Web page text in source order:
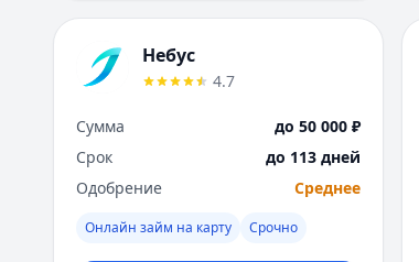
Небус
4.7
Сумма
до 50 000 ₽
Срок
до 113 дней
Одобрение
Среднее
Онлайн займ на карту Срочно